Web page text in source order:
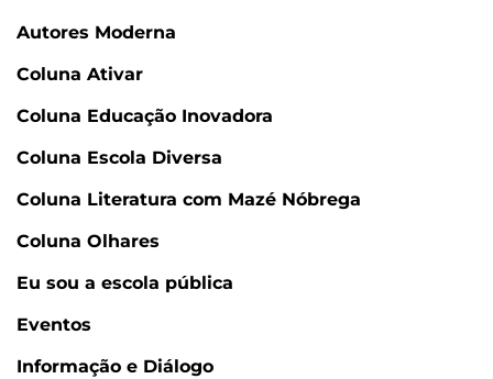
Autores Moderna
Coluna Ativar
Coluna Educação Inovadora
Coluna Escola Diversa
Coluna Literatura com Mazé Nóbrega
Coluna Olhares
Eu sou a escola pública
Eventos
Informação e Diálogo